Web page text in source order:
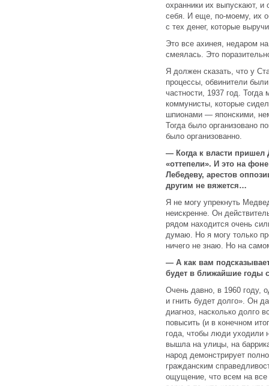
охранники их выпускают, и
себя. И еще, по-моему, их
с тех денег, которые
Это все ахинея, недаром
смеялась. Это
Я должен сказать, что у
процессы, обвинители
частности, 1937 год. Тогда
коммунисты, которые
шпионами — японскими,
Тогда было организовано
было организованно.
— Когда к власти пришел
«оттепели». И это на
Лебедеву, арестов
другим не вяжется…
Я не могу упрекнуть
неискренне. Он
рядом находится очень
думаю. Но я могу только
ничего не знаю. Но на
— А как вам
будет в ближайшие годы
Очень давно, в 1960 году,
и гнить будет долго». Он
диагноз, насколько долго
повысить (и в конечном
года, чтобы люди уходили
вышла на улицы, на
народ демонстрирует
гражданским
ощущение, что всем на все